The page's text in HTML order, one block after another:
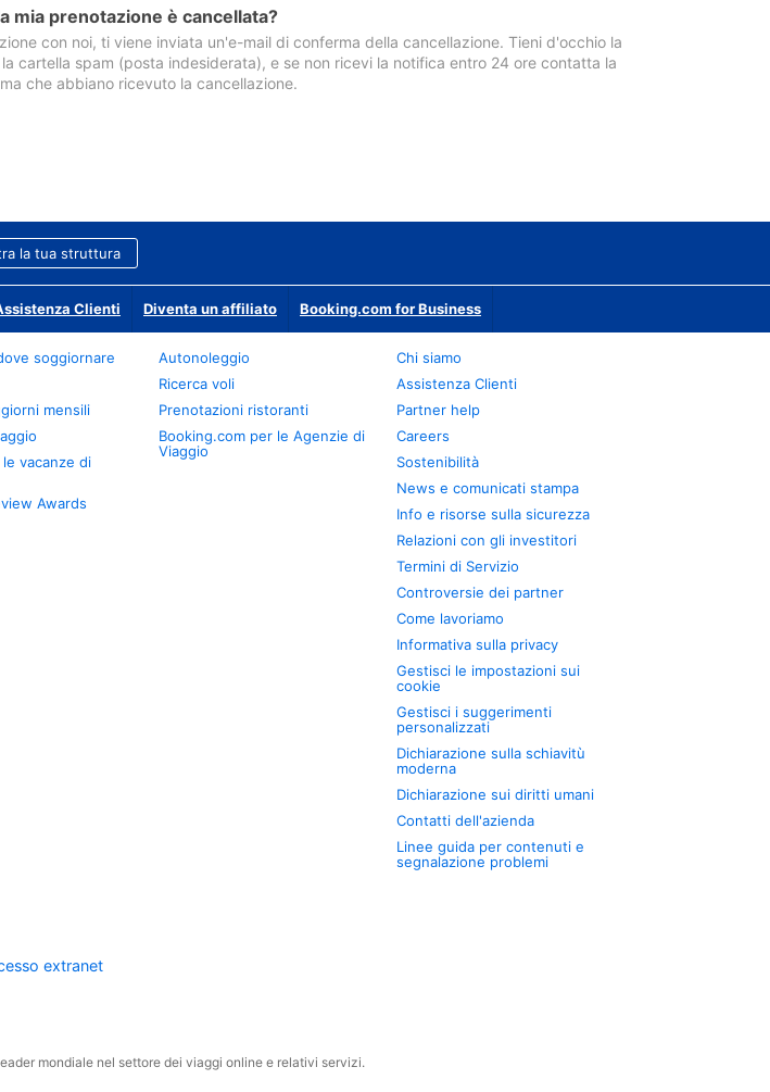
mia prenotazione è cancellata?
con noi, ti viene inviata un'e-mail di conferma della cancellazione. Tieni d'occhio la
cartella spam (posta indesiderata), e se non ricevi la notifica entro 24 ore contatta la
che abbiano ricevuto la cancellazione.
la tua struttura
Clienti Diventa un affiliato Booking.com for Business
soggiornare
mensili
vacanze di
Awards
Autonoleggio
Ricerca voli
Prenotazioni ristoranti
Booking.com per le Agenzie di
Viaggio
Chi siamo
Assistenza Clienti
Partner help
Careers
Sostenibilità
News e comunicati stampa
Info e risorse sulla sicurezza
Relazioni con gli investitori
Termini di Servizio
Controversie dei partner
Come lavoriamo
Informativa sulla privacy
Gestisci le impostazioni sui
cookie
Gestisci i suggerimenti
personalizzati
Dichiarazione sulla schiavitù
moderna
Dichiarazione sui diritti umani
Contatti dell'azienda
Linee guida per contenuti e
segnalazione problemi
extranet
mondiale nel settore dei viaggi online e relativi servizi.